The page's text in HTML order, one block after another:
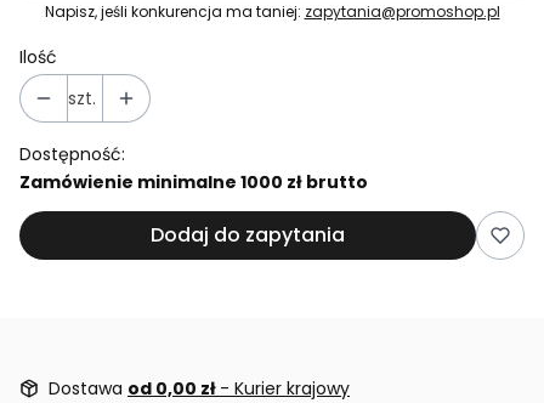
Napisz, jeśli konkurencja ma taniej: zapytania@promoshop.pl
Ilość
szt.
Dostępność:
Zamówienie minimalne 1000 zł brutto
Dodaj do zapytania
Dostawa od 0,00 zł - Kurier krajowy